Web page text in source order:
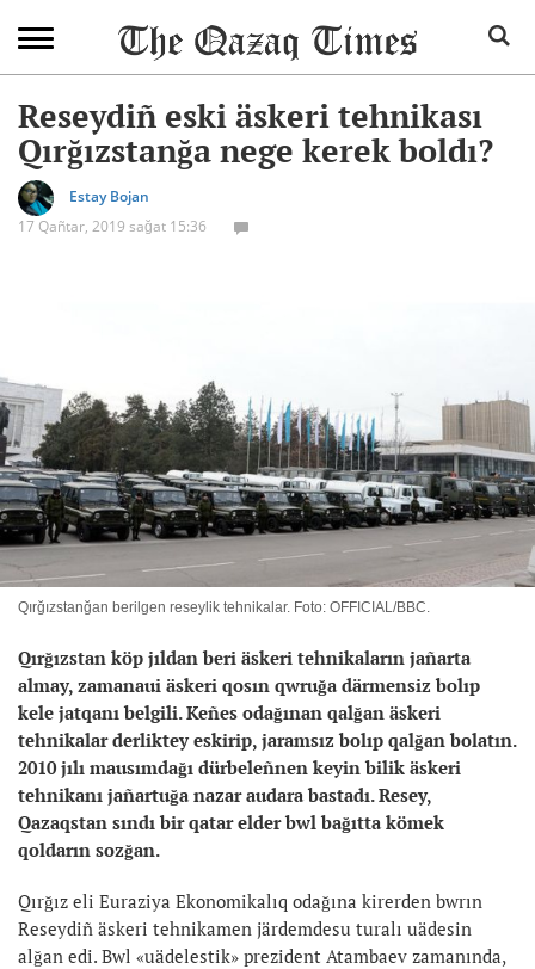
Reseydiñ eski äskeri tehnikası
Qırğızstanğa nege kerek boldı?
Estay Bojan
17 Qañtar, 2019 sağat 15:36
Qırğızstanğan berilgen reseylik tehnikalar. Foto: OFFICIAL/BBC.
Qırğızstan köp jıldan beri äskeri tehnikaların jañarta
almay, zamanaui äskeri qosın qwruğa därmensiz bolıp
kele jatqanı belgili. Keñes odağınan qalğan äskeri
tehnikalar derliktey eskirip, jaramsız bolıp qalğan bolatın.
2010 jılı mausımdağı dürbeleñnen keyin bilik äskeri
tehnikanı jañartuğa nazar audara bastadı. Resey,
Qazaqstan sındı bir qatar elder bwl bağıtta kömek
qoldarın sozğan.
Qırğız eli Euraziya Ekonomikalıq odağına kirerden bwrın
Reseydiñ äskeri tehnikamen järdemdesu turalı uädesin
alğan edi. Bwl «uädelestik» prezident Atambaev zamanında,